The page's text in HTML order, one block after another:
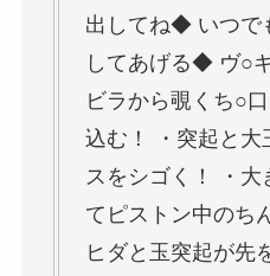
出してね◆ いつで
してあげる◆ ヴ○
ビラから覗くち○
込む！ ・突起と大
スをシゴく！ ・
てピストン中のち
ヒダと玉突起が先